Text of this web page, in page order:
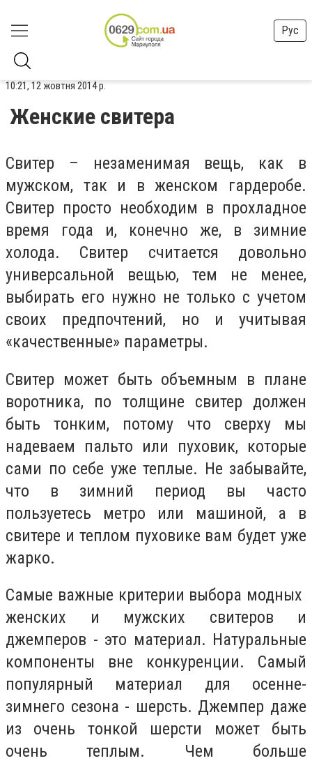
Рус
10:21, 12 жовтня 2014 р.
Женские свитера
Свитер – незаменимая вещь, как в
мужском, так и в женском гардеробе.
Свитер просто необходим в прохладное
время года и, конечно же, в зимние
холода. Свитер считается довольно
универсальной вещью, тем не менее,
выбирать его нужно не только с учетом
своих предпочтений, но и учитывая
«качественные» параметры.
Свитер может быть объемным в плане
воротника, по толщине свитер должен
быть тонким, потому что сверху мы
надеваем пальто или пуховик, которые
сами по себе уже теплые. Не забывайте,
что в зимний период вы часто
пользуетесь метро или машиной, а в
свитере и теплом пуховике вам будет уже
жарко.
Самые важные критерии выбора модных
женских и мужских свитеров и
джемперов - это материал. Натуральные
компоненты вне конкуренции. Самый
популярный материал для осенне-
зимнего сезона - шерсть. Джемпер даже
из очень тонкой шерсти может быть
очень теплым. Чем больше